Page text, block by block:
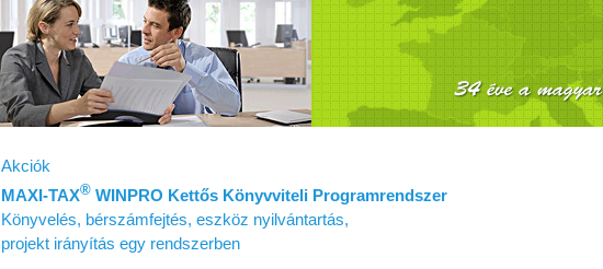
Akciók
MAXI‑TAX® WINPRO Kettős Könyvviteli Programrendszer
Könyvelés, bérszámfejtés, eszköz nyilvántartás,
projekt irányítás egy rendszerben